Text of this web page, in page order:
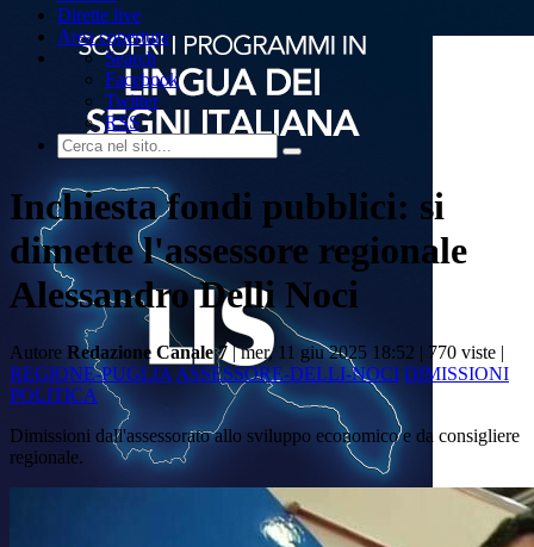
Dirette live
Area copertura
Search
Facebook
Twitter
RSS
Inchiesta fondi pubblici: si
dimette l'assessore regionale
Alessandro Delli Noci
Autore Redazione Canale 7| mer, 11 giu 2025 18:52 | 770 viste |
REGIONE-PUGLIA ASSESSORE-DELLI-NOCI DIMISSIONI
POLITICA
Dimissioni dall'assessorato allo sviluppo economico e da consigliere
regionale.